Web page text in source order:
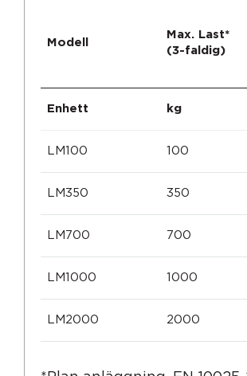
Modell
Max. Last*
(3-faldig)
Enhett kg
LM100 100
LM350 350
LM700 700
LM1000 1000
LM2000 2000